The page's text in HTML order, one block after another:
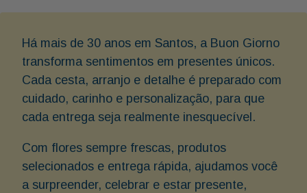
Há mais de 30 anos em Santos, a Buon Giorno
transforma sentimentos em presentes únicos.
Cada cesta, arranjo e detalhe é preparado com
cuidado, carinho e personalização, para que
cada entrega seja realmente inesquecível.
Com flores sempre frescas, produtos
selecionados e entrega rápida, ajudamos você
a surpreender, celebrar e estar presente,